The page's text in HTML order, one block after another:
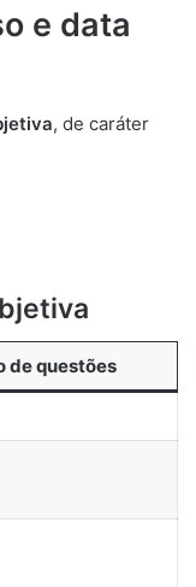
e data
, de caráter
de questões